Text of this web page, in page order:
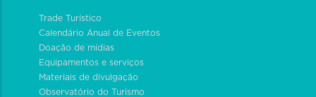
Trade Turístico
Calendário Anual de Eventos
Doação de mídias
Equipamentos e serviços
Materiais de divulgação
Observatório do Turismo